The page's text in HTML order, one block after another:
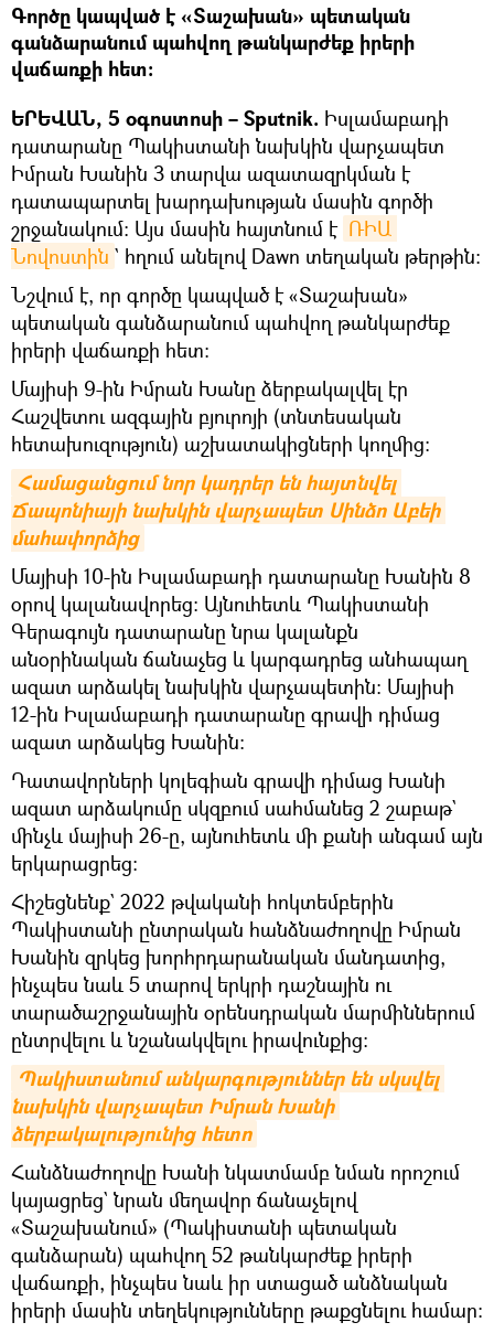
Գործը կապված է «Տաշախան» պետական
գանձարանում պահվող թանկարժեք իրերի
վաճառքի հետ։
ԵՐԵՎԱՆ, 5 օգոստոսի – Sputnik. Իսլամաբադի
դատարանը Պակիստանի նախկին վարչապետ
Իմրան Խանին 3 տարվա ազատազրկման է
դատապարտել խարդախության մասին գործի
շրջանակում։ Այս մասին հայտնում է ՌԻԱ
Նովոստին ` հղում անելով Dawn տեղական թերթին։
Նշվում է, որ գործը կապված է «Տաշախան»
պետական գանձարանում պահվող թանկարժեք
իրերի վաճառքի հետ։
Մայիսի 9-ին Իմրան Խանը ձերբակալվել էր
Հաշվետու ազգային բյուրոյի (տնտեսական
հետախուզություն) աշխատակիցների կողմից:
Համացանցում նոր կադրեր են հայտնվել
Ճապոնիայի նախկին վարչապետ Սինձո Աբեի
մահափորձից
Մայիսի 10-ին Իսլամաբադի դատարանը Խանին 8
օրով կալանավորեց։ Այնուհետև Պակիստանի
Գերագույն դատարանը նրա կալանքն
անօրինական ճանաչեց և կարգադրեց անհապաղ
ազատ արձակել նախկին վարչապետին։ Մայիսի
12-ին Իսլամաբադի դատարանը գրավի դիմաց
ազատ արձակեց Խանին։
Դատավորների կոլեգիան գրավի դիմաց Խանի
ազատ արձակումը սկզբում սահմանեց 2 շաբաթ`
մինչև մայիսի 26-ը, այնուհետև մի քանի անգամ այն
երկարացրեց։
Հիշեցնենք` 2022 թվականի հոկտեմբերին
Պակիստանի ընտրական հանձնաժողովը Իմրան
Խանին զրկեց խորհրդարանական մանդատից,
ինչպես նաև 5 տարով երկրի դաշնային ու
տարածաշրջանային օրենսդրական մարմիններում
ընտրվելու և նշանակվելու իրավունքից։
Պակիստանում անկարգություններ են սկսվել
նախկին վարչապետ Իմրան Խանի
ձերբակալությունից հետո
Հանձնաժողովը Խանի նկատմամբ նման որոշում
կայացրեց` նրան մեղավոր ճանաչելով
«Տաշախանում» (Պակիստանի պետական
գանձարան) պահվող 52 թանկարժեք իրերի
վաճառքի, ինչպես նաև իր ստացած անձնական
իրերի մասին տեղեկությունները թաքցնելու համար։